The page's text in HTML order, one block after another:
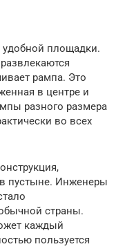
удобной площадки.
рампа. Это
в центре и
разного размера
во всех
пустыне. Инженеры
страны.
каждый
пользуется